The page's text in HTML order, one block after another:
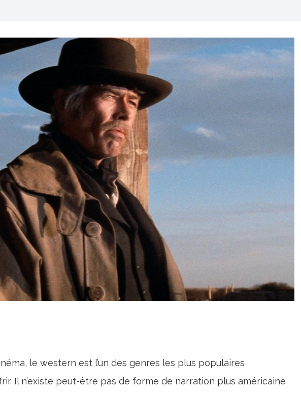
le western est l’un des genres les plus populaires
Il n’existe peut-être pas de forme de narration plus américaine